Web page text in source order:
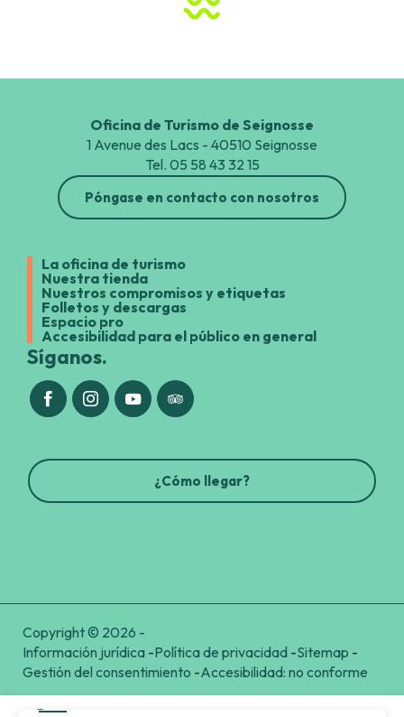
Oficina de Turismo de Seignosse
1 Avenue des Lacs - 40510 Seignosse
Tel. 05 58 43 32 15
Póngase en contacto con nosotros
La oficina de turismo
Nuestra tienda
Nuestros compromisos y etiquetas
Folletos y descargas
Espacio pro
Accesibilidad para el público en general
Síganos.
¿Cómo llegar?
Copyright © 2026 -
Información jurídica -Política de privacidad -Sitemap -
Gestión del consentimiento -Accesibilidad: no conforme